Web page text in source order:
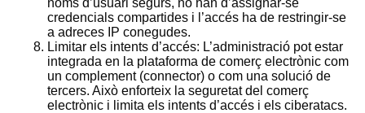
credencials compartides i l’accés ha de restringir-se
a adreces IP conegudes.
Limitar els intents d’accés: L’administració pot estar
integrada en la plataforma de comerç electrònic com
un complement (connector) o com una solució de
tercers. Això enforteix la seguretat del comerç
electrònic i limita els intents d’accés i els ciberatacs.